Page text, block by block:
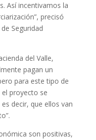
Así incentivamos la
precisó
Seguridad
del Valle,
pagan un
para este tipo de
proyecto se
decir, que ellos van
son positivas,